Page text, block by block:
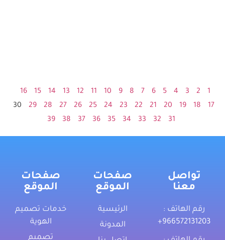
1
2
3
4
5
6
7
8
9
10
11
12
13
14
15
16
17
18
19
20
21
22
23
24
25
26
27
28
29
30
31
32
33
34
35
36
37
38
39
تواصل
معنا
رقم الهاتف :
‎+966572131203
صفحات
الموقع
الرئيسية
المدونة
صفحات
الموقع
خدمات تصميم
الهوية
تصميم